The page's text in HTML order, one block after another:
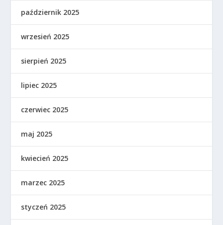
październik 2025
wrzesień 2025
sierpień 2025
lipiec 2025
czerwiec 2025
maj 2025
kwiecień 2025
marzec 2025
styczeń 2025